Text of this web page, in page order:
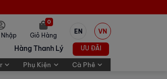
Giỏ Hàng
0
EN VN
Hàng Thanh Lý ƯU ĐÃI
Phụ Kiện Cà Phê